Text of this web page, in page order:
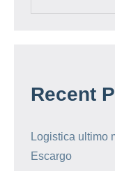
Recent
Logistica ultimo
Escargo